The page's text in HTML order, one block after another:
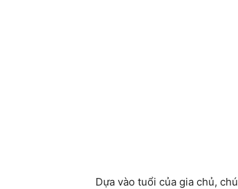
Dựa vào tuổi của gia chủ,